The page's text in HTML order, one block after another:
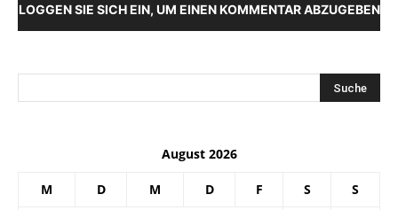
LOGGEN SIE SICH EIN, UM EINEN KOMMENTAR ABZUGEBEN
August 2026
M D M D F S S